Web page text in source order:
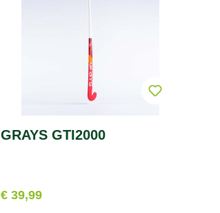
GRAYS GTI2000
€ 39,99